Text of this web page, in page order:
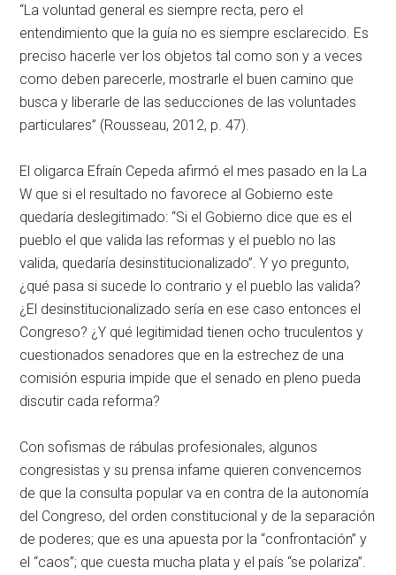
“La voluntad general es siempre recta, pero el
entendimiento que la guía no es siempre esclarecido. Es
preciso hacerle ver los objetos tal como son y a veces
como deben parecerle, mostrarle el buen camino que
busca y liberarle de las seducciones de las voluntades
particulares” (Rousseau, 2012, p. 47).
El oligarca Efraín Cepeda afirmó el mes pasado en la La
W que si el resultado no favorece al Gobierno este
quedaría deslegitimado: “Si el Gobierno dice que es el
pueblo el que valida las reformas y el pueblo no las
valida, quedaría desinstitucionalizado”. Y yo pregunto,
¿qué pasa si sucede lo contrario y el pueblo las valida?
¿El desinstitucionalizado sería en ese caso entonces el
Congreso? ¿Y qué legitimidad tienen ocho truculentos y
cuestionados senadores que en la estrechez de una
comisión espuria impide que el senado en pleno pueda
discutir cada reforma?
Con sofismas de rábulas profesionales, algunos
congresistas y su prensa infame quieren convencernos
de que la consulta popular va en contra de la autonomía
del Congreso, del orden constitucional y de la separación
de poderes; que es una apuesta por la “confrontación” y
el “caos”; que cuesta mucha plata y el país “se polariza”.